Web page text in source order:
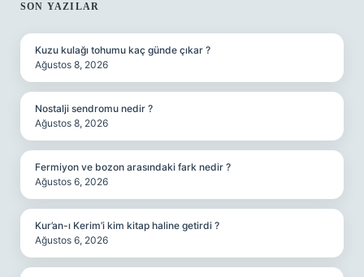
SIDEBAR
SON YAZILAR
Kuzu kulağı tohumu kaç günde çıkar ?
Ağustos 8, 2026
Nostalji sendromu nedir ?
Ağustos 8, 2026
Fermiyon ve bozon arasındaki fark nedir ?
Ağustos 6, 2026
Kur’an-ı Kerim’i kim kitap haline getirdi ?
Ağustos 6, 2026